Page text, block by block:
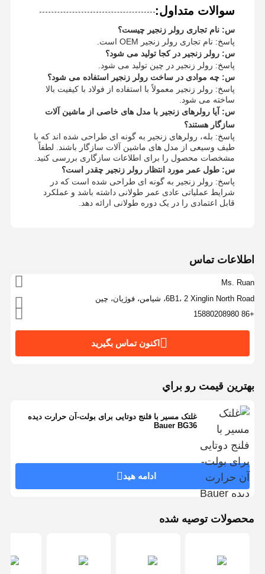
فشار بر روی پیین
بلبرینگ چرخشی
سوالات متداول:
س: نام تجاری رولر زنجیر چیست؟
پاسخ: نام تجاری رولر زنجیر OEM است.
س: رولر زنجیر در کجا تولید می شود؟
پاسخ: رولر زنجیر در چین تولید می شود.
س: چه موادی در ساخت رولر زنجیر استفاده می شود؟
پاسخ: رولر زنجیر معمولاً با استفاده از فولاد با کیفیت بالا
ساخته می شود.
س: آیا رولرهای زنجیر با مدل های خاصی از ماشین آلات
سازگار هستند؟
پاسخ: بله، رولرهای زنجیر به گونه ای طراحی شده اند که با
طیف وسیعی از مدل های ماشین آلات سازگار باشند. لطفاً
مشخصات محصول را برای اطلاعات سازگاری بررسی کنید.
س: طول عمر مورد انتظار رولر زنجیر چقدر است؟
پاسخ: رولر زنجیر به گونه ای طراحی شده است که در
شرایط عملیاتی عادی عمر طولانی داشته باشد و عملکرد
قابل اعتمادی را در یک دوره طولانی ارائه دهد.
اطلاعات تماس
Ms. Ruan
6B1، 2 Xinglin North Road، شیامن، فوژیان، چین
+86 15880208980
اکنون تماس بگیرید
بهترين قيمت رو براي
غلتک مسیر با فلنج دوتایی برای بولت-آن حرارت دیده
Bauer BG36
ادامه هید
محصولات توصیه شده